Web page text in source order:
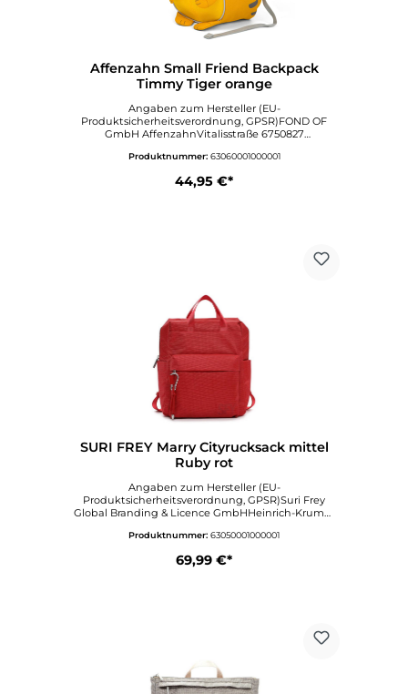
Affenzahn Small Friend Backpack
Timmy Tiger orange
Angaben zum Hersteller (EU-
Produktsicherheitsverordnung, GPSR)FOND OF
GmbH AffenzahnVitalisstraße 6750827
verantwortlichen Person (EU-
GPSR)VertriebVitalisstraße 6750827
Produktnummer: 63060001000001
44,95 €*
SURI FREY Marry Cityrucksack mittel
Ruby rot
Angaben zum Hersteller (EU-
Produktsicherheitsverordnung, GPSR)Suri Frey
Global Branding & Licence GmbHHeinrich-Krumm
OFFENBACHDeutschlandinfo@surifrey.comwww.sur
Produktnummer: 63050001000001
69,99 €*